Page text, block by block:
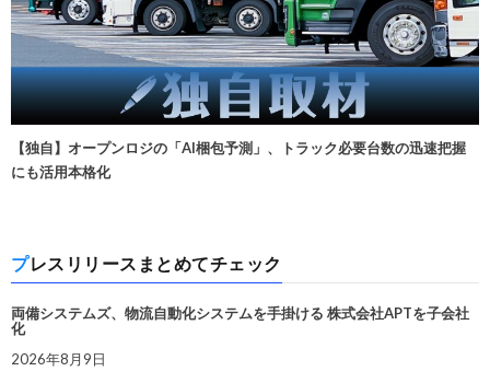
【独自】オープンロジの「AI梱包予測」、トラック必要台数の迅速把握
にも活用本格化
プレスリリースまとめてチェック
両備システムズ、物流自動化システムを手掛ける 株式会社APTを子会社
化
2026年8月9日